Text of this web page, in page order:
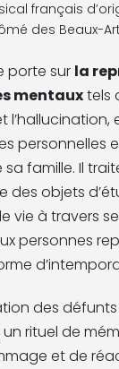
français
des Beaux-
porte sur la
mentauxtels
personnelles
sa famille. Il
des objets
vie à travers
personnes
des
rituel de
et de